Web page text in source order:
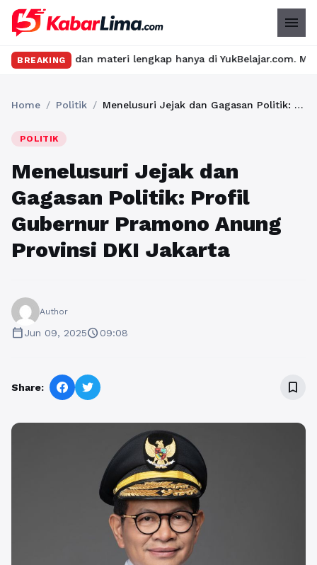
menu
BREAKING
materi lengkap hanya di YukBelajar.com. Mulai langkah
Home / Politik / Menelusuri Jejak dan Gagasan Politik: Profil Gubernur Pramono Anung Provinsi DKI Jakarta
POLITIK
Menelusuri Jejak dan
Gagasan Politik: Profil
Gubernur Pramono Anung
Provinsi DKI Jakarta
Author
calendar_todayJun 09, 2025schedule09:08
Share: bookmark_border